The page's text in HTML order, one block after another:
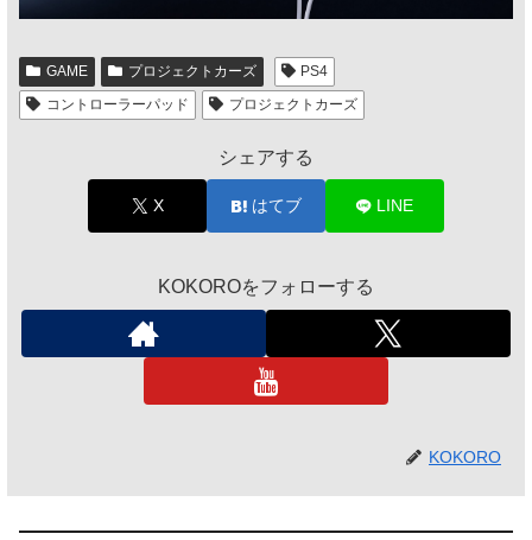
GAME プロジェクトカーズ
PS4
コントローラーパッド
プロジェクトカーズ
シェアする
X はてブ LINE
KOKOROをフォローする
KOKORO